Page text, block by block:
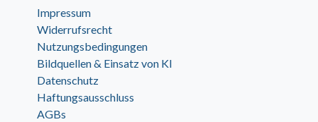
Impressum
Widerrufsrecht
Nutzungsbedingungen
Bildquellen & Einsatz von KI
Datenschutz
Haftungsausschluss
AGBs